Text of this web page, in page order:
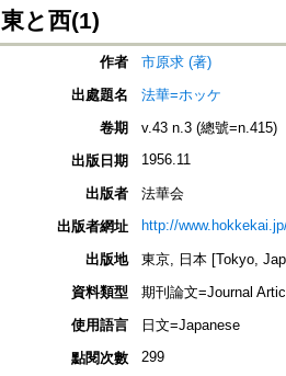
東と西(1)
作者
市原求 (著)
出處題名
法華=ホッケ
卷期
v.43 n.3 (總號=n.415)
出版日期
1956.11
出版者
法華会
出版者網址
http://
出版地
東京, 日本 [Tokyo,
資料類型
期刊論文=Journal
使用語言
日文=Japanese
點閱次數
299